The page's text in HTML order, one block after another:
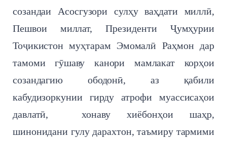
созандаи Асосгузори сулҳу ваҳдати миллӣ,
Пешвои миллат, Президенти Ҷумҳурии
Тоҷикистон муҳтарам Эмомалӣ Раҳмон дар
тамоми гӯшаву канори мамлакат корҳои
созандагию ободонӣ, аз қабили
кабудизоркунии гирду атрофи муассисаҳои
давлатӣ, хонаву хиёбонҳои шаҳр,
шинонидани гулу дарахтон, таъмиру тармими